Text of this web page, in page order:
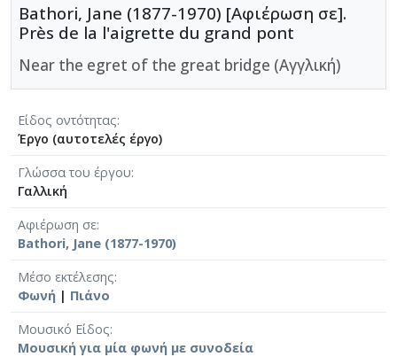
Bathori, Jane (1877-1970) [Αφιέρωση σε].
Près de la l'aigrette du grand pont
Near the egret of the great bridge (Αγγλική)
Είδος οντότητας
Έργο (αυτοτελές έργο)
Γλώσσα του έργου
Γαλλική
Αφιέρωση σε
Bathori, Jane (1877-1970)
Μέσο εκτέλεσης
Φωνή | Πιάνο
Μουσικό Είδος
Μουσική για μία φωνή με συνοδεία